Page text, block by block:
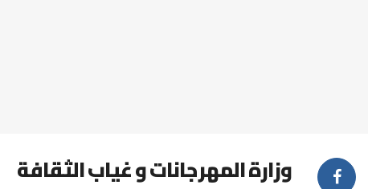
وزارة المهرجانات و غياب الثقافة